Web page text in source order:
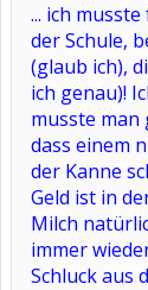
... ich
der Schule,
(glaub ich),
ich genau)!
musste man
dass einem
der Kanne
Geld ist in
Milch
immer
Schluck aus